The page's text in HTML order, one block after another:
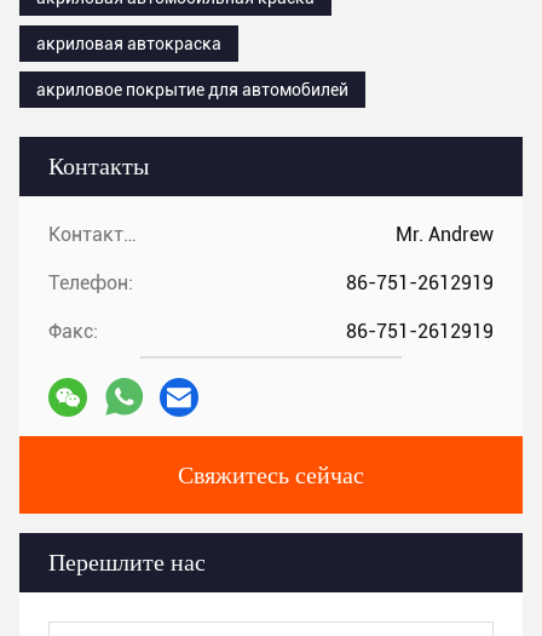
Контакты
Контакты: Mr. Andrew
Телефон: 86-751-2612919
Факс: 86-751-2612919
Свяжитесь сейчас
Перешлите нас
акриловая автокраска
акриловое покрытие для автомобилей